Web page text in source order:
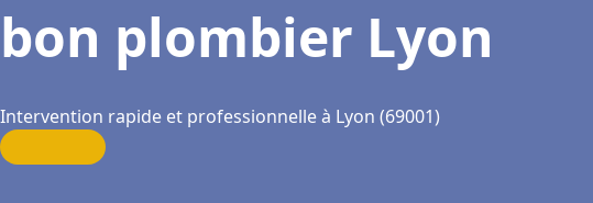
bon plombier Lyon
Intervention rapide et professionnelle à Lyon (69001)